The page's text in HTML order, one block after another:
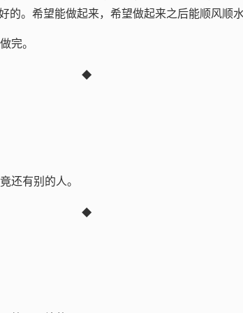
的。希望能做起来，希望做起来之后能顺风顺
完。
◆
还有别的人。
◆